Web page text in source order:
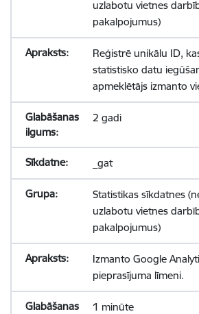
uzlabotu vietnes
pakalpojumus)
Reģistrē unikālu ID,
statistisko datu
apmeklētājs izmanto
2 gadi
_gat
Statistikas sīkdatnes
uzlabotu vietnes
pakalpojumus)
Izmanto Google
pieprasījuma līmeni.
1 minūte